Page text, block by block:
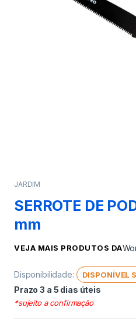
JARDIM
SERROTE DE
mm
VEJA MAIS PRODUTOS DA
Disponibilidade: DISPONÍVEL
Prazo 3 a 5 dias úteis
*sujeito a confirmação